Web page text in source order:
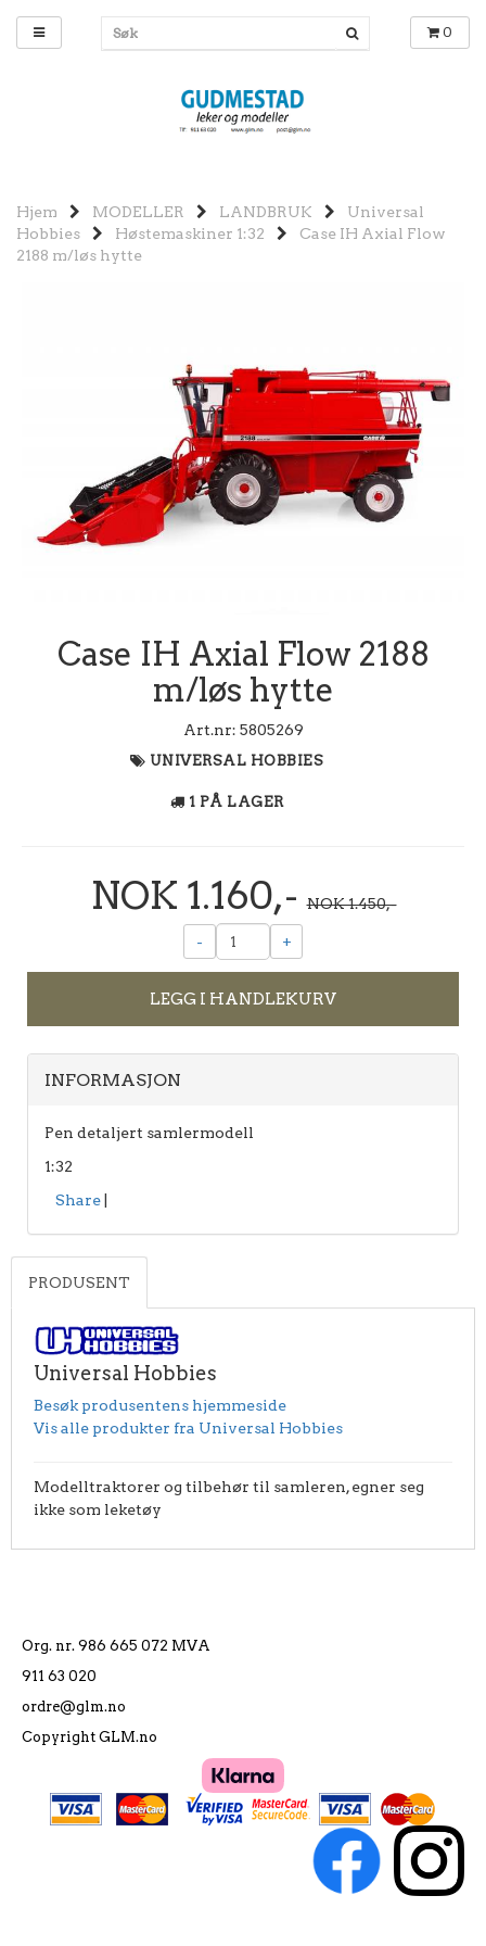
0
Hjem MODELLER LANDBRUK
Universal
Hobbies
Høstemaskiner 1:32
Case IH Axial Flow
2188 m/løs hytte
Case IH Axial Flow 2188
m/løs hytte
Art.nr: 5805269
UNIVERSAL HOBBIES
1 PÅ LAGER
NOK 1.160,-NOK 1.450,-
- +
LEGG I HANDLEKURV
INFORMASJON
Pen detaljert samlermodell
1:32
Share
PRODUSENT
Universal Hobbies
Besøk produsentens hjemmeside
Vis alle produkter fra Universal Hobbies
Modelltraktorer og tilbehør til samleren, egner seg
ikke som leketøy
Org. nr. 986 665 072 MVA
911 63 020
ordre@glm.no
Copyright GLM.no